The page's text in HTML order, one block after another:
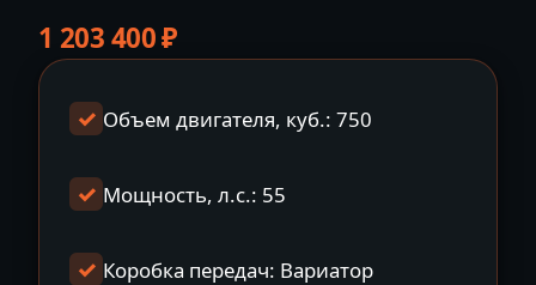
1 203 400₽
Объем двигателя, куб.: 750
Мощность, л.с.: 55
Коробка передач: Вариатор